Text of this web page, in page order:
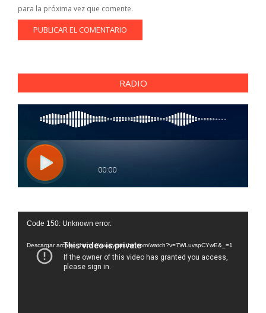
para la próxima vez que comente.
RADIO
Reproductor
vídeo
Code 150: Unknown error.
Descargar archivo: https://www.youtube.com/watch?v=7WLuvspCYwE&_=1